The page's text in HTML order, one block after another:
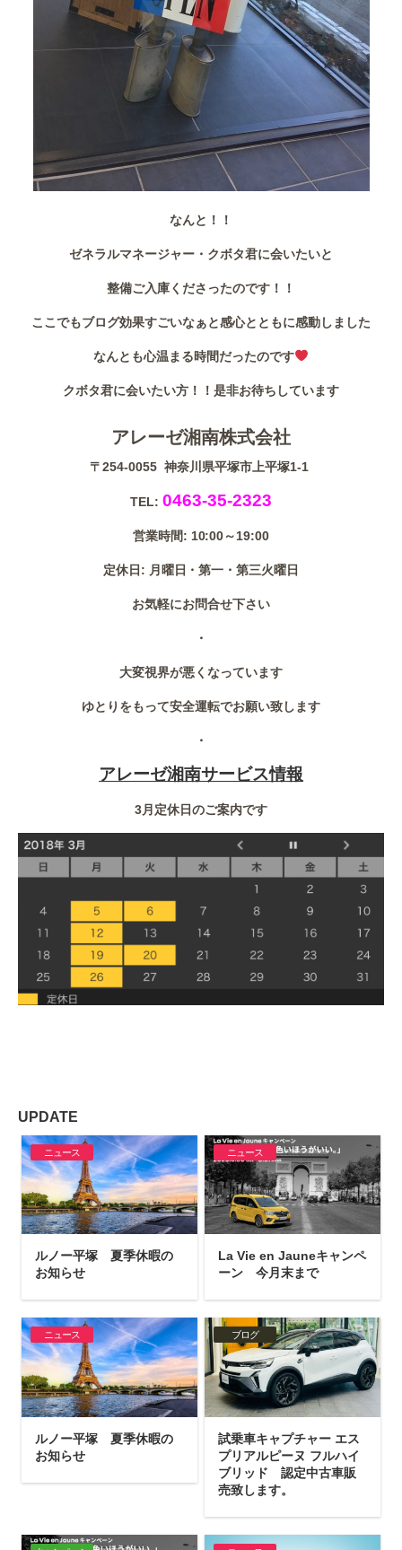
なんと！！
ゼネラルマネージャー・クボタ君に会いたいと
整備ご入庫くださったのです！！
ここでもブログ効果すごいなぁと感心とともに感動しました
なんとも心温まる時間だったのです
クボタ君に会いたい方！！是非お待ちしています
アレーゼ湘南株式会社
〒254-0055 神奈川県平塚市上平塚1-1
TEL:0463-35-2323
営業時間: 10:00～19:00
定休日: 月曜日・第一・第三火曜日
お気軽にお問合せ下さい
・
大変視界が悪くなっています
ゆとりをもって安全運転でお願い致します
・
アレーゼ湘南サービス情報
3月定休日のご案内です
UPDATE
ニュース
ルノー平塚 夏季休暇の
お知らせ
ニュース
La Vie en Jauneキャンペ
ーン 今月末まで
ニュース
ルノー平塚 夏季休暇の
お知らせ
ブログ
試乗車キャプチャー エス
プリアルピーヌ フルハイ
ブリッド 認定中古車販
売致します。